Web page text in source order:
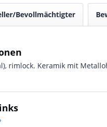
Bevollmächtigter
rimlock. Keramik mit